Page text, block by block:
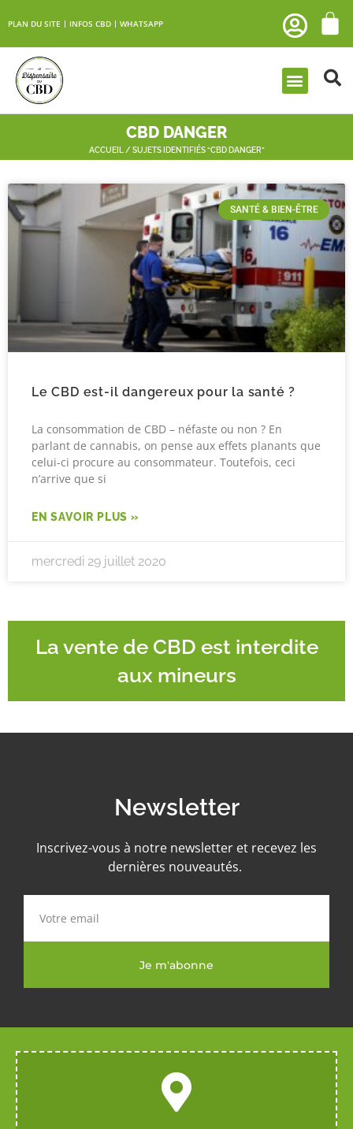
PLAN DU SITE INFOS CBD WHATSAPP
CBD DANGER
ACCUEIL / SUJETS IDENTIFIÉS “CBD DANGER”
SANTÉ & BIEN-ÊTRE
Le CBD est-il dangereux pour la santé ?
La consommation de CBD – néfaste ou non ? En
parlant de cannabis, on pense aux effets planants que
celui-ci procure au consommateur. Toutefois, ceci
n’arrive que si
EN SAVOIR PLUS »
mercredi 29 juillet 2020
La vente de CBD est interdite
aux mineurs
Newsletter
Inscrivez-vous à notre newsletter et recevez les
dernières nouveautés.
Je m'abonne